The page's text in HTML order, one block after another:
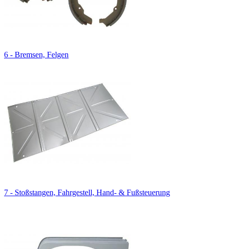
6 - Bremsen, Felgen
7 - Stoßstangen, Fahrgestell, Hand- & Fußsteuerung